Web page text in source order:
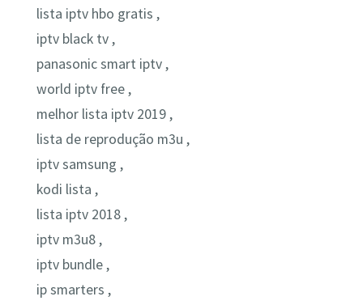
lista iptv hbo gratis ,
iptv black tv ,
panasonic smart iptv ,
world iptv free ,
melhor lista iptv 2019 ,
lista de reprodução m3u ,
iptv samsung ,
kodi lista ,
lista iptv 2018 ,
iptv m3u8 ,
iptv bundle ,
ip smarters ,